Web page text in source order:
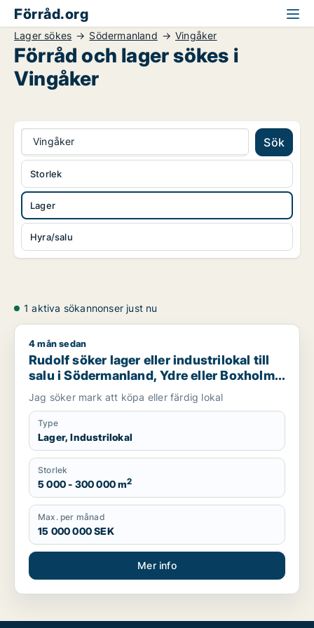
Förråd.org
Lager sökes Södermanland Vingåker
Förråd och lager sökes i
Vingåker
Vingåker Sök
Lager
Hyra/salu
Storlek
1 aktiva sökannonser just nu
Rudolf söker lager eller industrilokal till salu i
4 mån sedan
Rudolf söker lager eller industrilokal till
salu i Södermanland, Ydre eller Boxholm
m.fl.
Jag söker mark att köpa eller färdig lokal
Type
Lager, Industrilokal
Storlek
5 000 - 300 000 m2
Max. per månad
15 000 000 SEK
Mer info